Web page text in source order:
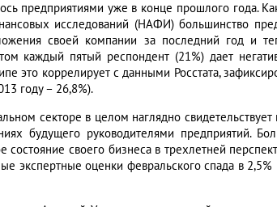
предприятиями уже в конце прошлого года.
исследований (НАФИ) большинство
своей компании за последний год и
каждый пятый респондент (21%) дает
это коррелирует с данными Росстата,
году – 26,8%).
секторе в целом наглядно свидетельствует
будущего руководителями предприятий.
своего бизнеса в трехлетней
экспертные оценки февральского спада в 2,5%